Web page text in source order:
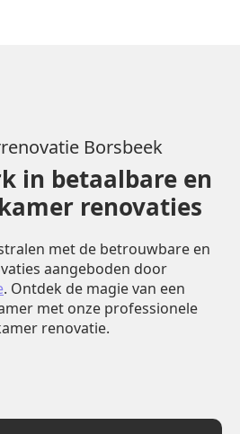
Borsbeek
in betaalbare en
renovaties
met de betrouwbare en
aangeboden door
. Ontdek de magie van een
met onze professionele
renovatie.